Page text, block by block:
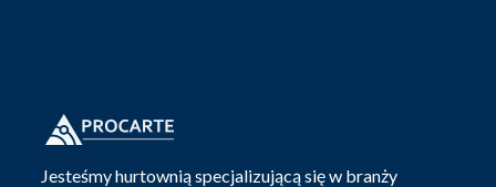
Jesteśmy hurtownią specjalizującą się w branży